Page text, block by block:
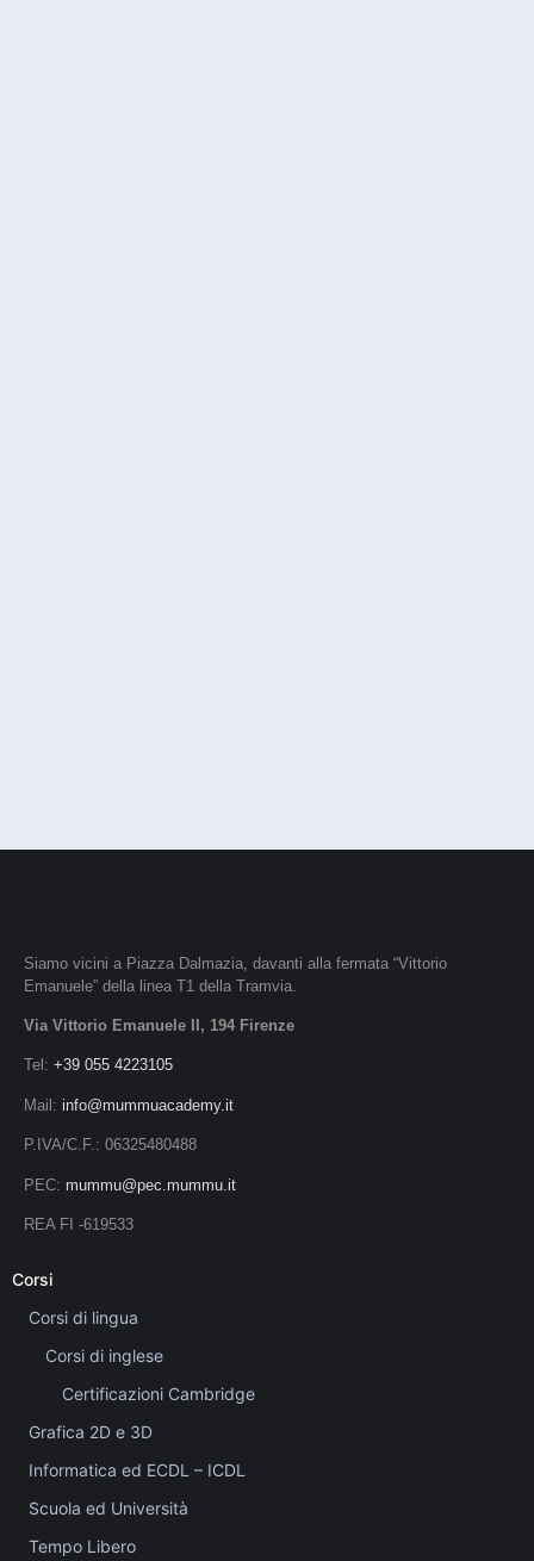
Siamo vicini a Piazza Dalmazia, davanti alla fermata “Vittorio
Emanuele” della linea T1 della Tramvia.
Via Vittorio Emanuele II, 194 Firenze
Tel: +39 055 4223105
Mail: info@mummuacademy.it
P.IVA/C.F.: 06325480488
PEC: mummu@pec.mummu.it
REA FI -619533
Corsi
Corsi di lingua
Corsi di inglese
Certificazioni Cambridge
Grafica 2D e 3D
Informatica ed ECDL – ICDL
Scuola ed Università
Tempo Libero